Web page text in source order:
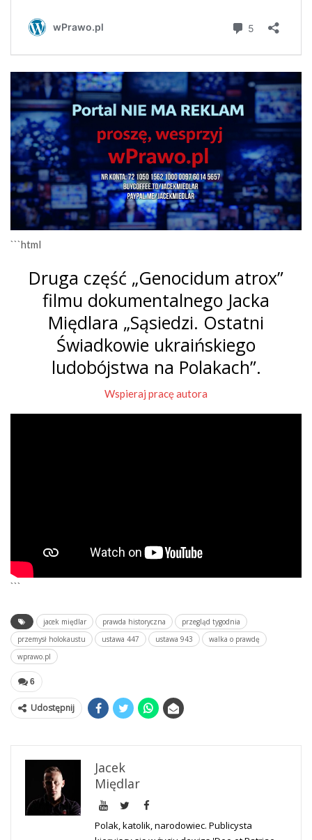
```html
Druga część „Genocidum atrox”
filmu dokumentalnego Jacka
Międlara „Sąsiedzi. Ostatni
Świadkowie ukraińskiego
ludobójstwa na Polakach”.
Wspieraj pracę autora
```
jacek międlar prawda historyczna
przegląd tygodnia
przemysł holokaustu
ustawa 447 ustawa 943
walka o prawdę
wprawo.pl
6
Udostępnij
Jacek
Międlar
Polak, katolik, narodowiec. Publicysta